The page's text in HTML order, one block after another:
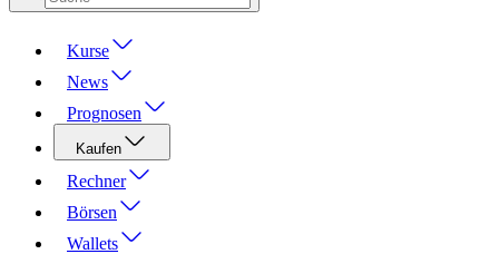
Kurse
News
Prognosen
Kaufen
Rechner
Börsen
Wallets